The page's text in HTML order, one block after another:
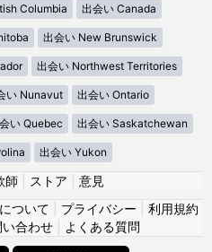
Columbia 出会い Canada
出会い New Brunswick
出会い Northwest Territories
い Nunavut 出会い Ontario
い Quebec 出会い Saskatchewan
出会い Yukon
師 ストア
意見
ついて プライバシー
利用規約
い合わせ| よくある質問